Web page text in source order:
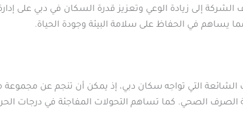
الشركة إلى زيادة الوعي وتعزيز قدرة السكان في دبي على
يساهم في الحفاظ على سلامة البيئة وجودة الحياة.
التي تواجه سكان دبي، إذ يمكن أن تنجم عن مجموعة
الصرف الصحي. كما تساهم التحولات المفاجئة في درجات